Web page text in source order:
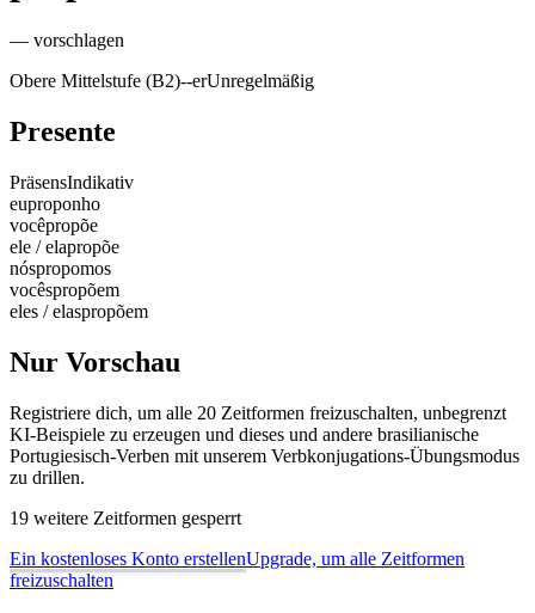
— vorschlagen
Obere Mittelstufe (B2)--erUnregelmäßig
Presente
PräsensIndikativ
euproponho
vocêpropõe
ele / elapropõe
nóspropomos
vocêspropõem
eles / elaspropõem
Nur Vorschau
Registriere dich, um alle 20 Zeitformen freizuschalten, unbegrenzt
KI-Beispiele zu erzeugen und dieses und andere brasilianische
Portugiesisch-Verben mit unserem Verbkonjugations-Übungsmodus
zu drillen.
19 weitere Zeitformen gesperrt
Ein kostenloses Konto erstellenUpgrade, um alle Zeitformen
freizuschalten